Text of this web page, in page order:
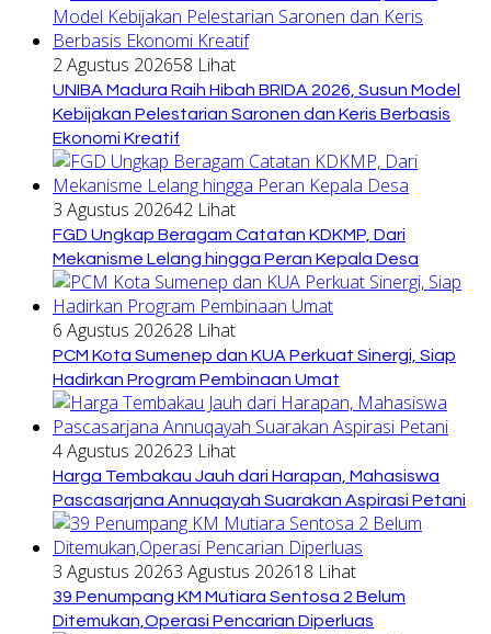
2 Agustus 202658 Lihat
UNIBA Madura Raih Hibah BRIDA 2026, Susun Model
Kebijakan Pelestarian Saronen dan Keris Berbasis
Ekonomi Kreatif
3 Agustus 202642 Lihat
FGD Ungkap Beragam Catatan KDKMP, Dari
Mekanisme Lelang hingga Peran Kepala Desa
6 Agustus 202628 Lihat
PCM Kota Sumenep dan KUA Perkuat Sinergi, Siap
Hadirkan Program Pembinaan Umat
4 Agustus 202623 Lihat
Harga Tembakau Jauh dari Harapan, Mahasiswa
Pascasarjana Annuqayah Suarakan Aspirasi Petani
3 Agustus 20263 Agustus 202618 Lihat
39 Penumpang KM Mutiara Sentosa 2 Belum
Ditemukan,Operasi Pencarian Diperluas